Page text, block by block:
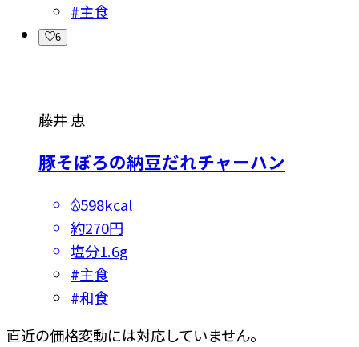
#主食
6
藤井 恵
豚そぼろの納豆だれチャーハン
598kcal
約270円
塩分1.6g
#主食
#和食
直近の価格変動には対応していません。